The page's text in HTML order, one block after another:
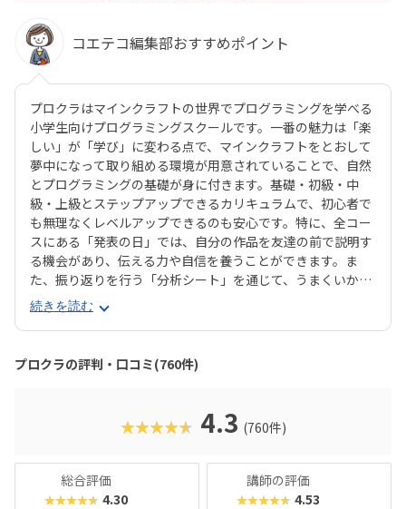
コエテコ編集部おすすめポイント
プロクラはマインクラフトの世界でプログラミングを学べる
小学生向けプログラミングスクールです。一番の魅力は「楽
しい」が「学び」に変わる点で、マインクラフトをとおして
夢中になって取り組める環境が用意されていることで、自然
とプログラミングの基礎が身に付きます。基礎・初級・中
級・上級とステップアップできるカリキュラムで、初心者で
も無理なくレベルアップできるのも安心です。特に、全コー
スにある「発表の日」では、自分の作品を友達の前で説明す
る機会があり、伝える力や自信を養うことができます。ま
た、振り返りを行う「分析シート」を通じて、うまくいかな
かった点をどう改善するかを考える習慣が身に付くのも特徴
です。さらに、講師は子どもたちの答えを引き出すコーチン
グ型指導を採用。自分で考え、解決する力を育みます。全国
600以上の教室で展開され、初めてでも安心して参加できる
無料体験も実施中。遊びながら未来につながる力を育てられ
続きを読む
プロクラの評判・口コミ(760件)
★★★★★ 4.3 (760件)
総合評価
★★★★★ 4.30
講師の評価
★★★★★ 4.53